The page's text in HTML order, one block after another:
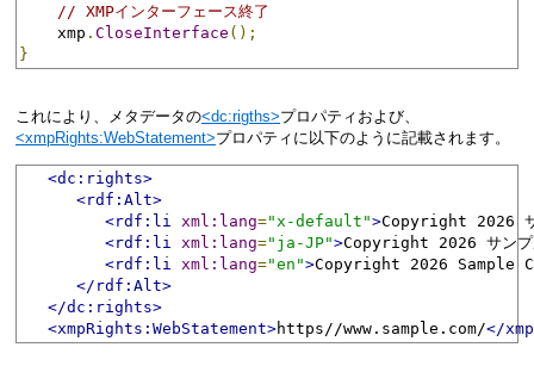
// XMPインターフェース終了
    xmp
. CloseInterface ();
}
これにより、メタデータの<dc:rigths>プロパティおよび、
<xmpRights:WebStatement>プロパティに以下のように記載されます。
<dc:rights>
<rdf:Alt>
<rdf:li
xml:lang="x-default">Copyright 2026 サ
<rdf:li
xml:lang="ja-JP">Copyright 2026 サンプ
<rdf:li
xml:lang="en">Copyright 2026 Sample
</rdf:Alt>
</dc:rights>
<xmpRights:WebStatement>https//www.sample.com/</